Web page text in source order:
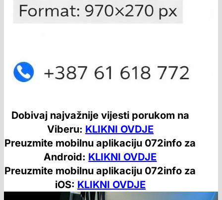
Dobivaj najvažnije vijesti porukom na
Viberu: KLIKNI OVDJE
Preuzmite mobilnu aplikaciju 072info za
Android: KLIKNI OVDJE
Preuzmite mobilnu aplikaciju 072info za
iOS: KLIKNI OVDJE